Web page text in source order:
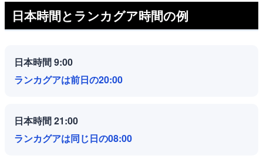
日本時間とランカグア時間の例
日本時間 9:00
ランカグアは前日の20:00
日本時間 21:00
ランカグアは同じ日の08:00